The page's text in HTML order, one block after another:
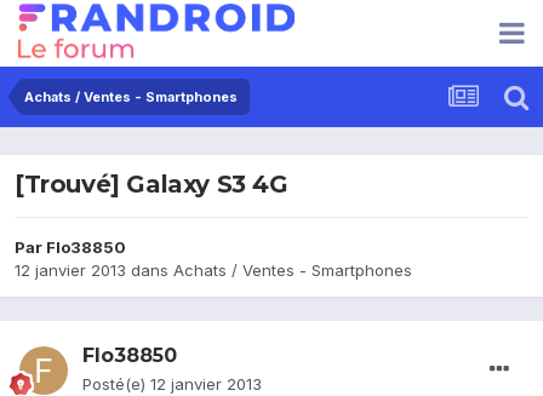
Achats / Ventes - Smartphones
[Trouvé] Galaxy S3 4G
Par Flo38850
12 janvier 2013 dans Achats / Ventes - Smartphones
Flo38850
Posté(e) 12 janvier 2013